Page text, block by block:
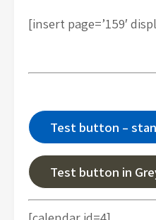
[insert page=’159′
Test button –
Test button in